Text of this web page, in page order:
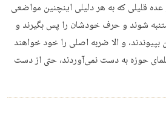
قلیلی که به هر دلیلی اینچنین مواضعی
شوند و حرف خودشان را پس بگیرند و
و الا ضربه اصلی را خود خواهند
حوزه به دست نمی‌آوردند، حتی از دست